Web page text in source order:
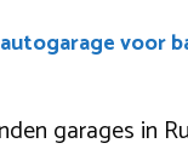
voor
garages in